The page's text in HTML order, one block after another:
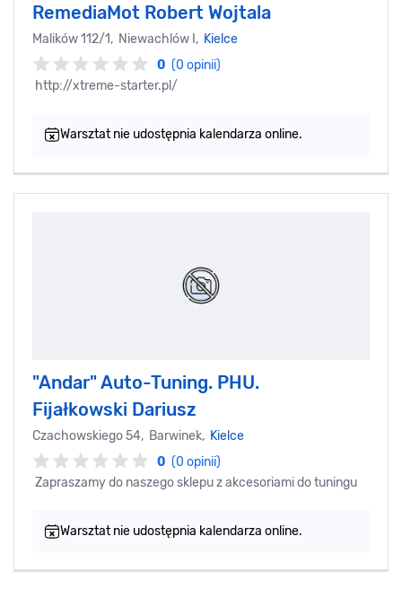
RemediaMot Robert Wojtala
Malików 112/1, Niewachlów I, Kielce
0 (0 opinii)
http://xtreme-starter.pl/
Warsztat nie udostępnia kalendarza online.
"Andar" Auto-Tuning. PHU.
Fijałkowski Dariusz
Czachowskiego 54, Barwinek, Kielce
0 (0 opinii)
Zapraszamy do naszego sklepu z akcesoriami do tuningu
Warsztat nie udostępnia kalendarza online.